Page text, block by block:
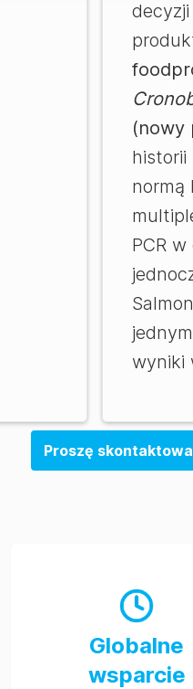
(nowy
historii
normą
PCR
wyniki
Proszę
Globalne
wsparcie